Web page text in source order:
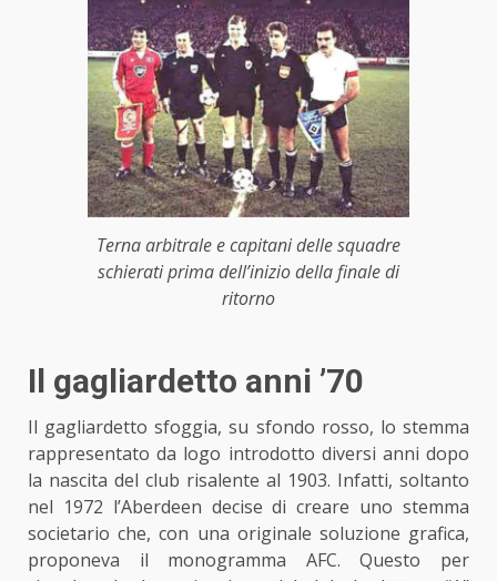
Terna arbitrale e capitani delle squadre
schierati prima dell’inizio della finale di
ritorno
Il gagliardetto anni ’70
Il gagliardetto sfoggia, su sfondo rosso, lo stemma
rappresentato da logo introdotto diversi anni dopo
la nascita del club risalente al 1903. Infatti, soltanto
nel 1972 l’Aberdeen decise di creare uno stemma
societario che, con una originale soluzione grafica,
proponeva il monogramma AFC. Questo per